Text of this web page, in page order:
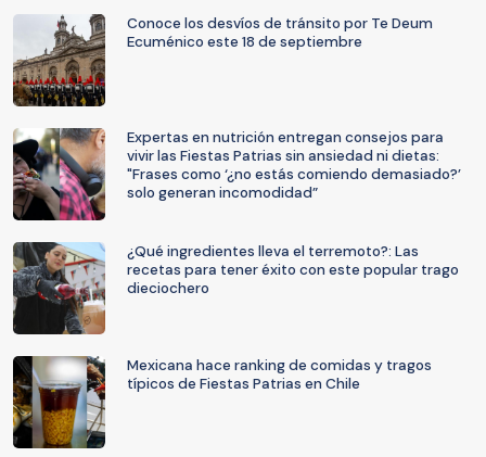
Conoce los desvíos de tránsito por Te Deum
Ecuménico este 18 de septiembre
Expertas en nutrición entregan consejos para
vivir las Fiestas Patrias sin ansiedad ni dietas:
"Frases como ‘¿no estás comiendo demasiado?’
solo generan incomodidad”
¿Qué ingredientes lleva el terremoto?: Las
recetas para tener éxito con este popular trago
dieciochero
Mexicana hace ranking de comidas y tragos
típicos de Fiestas Patrias en Chile